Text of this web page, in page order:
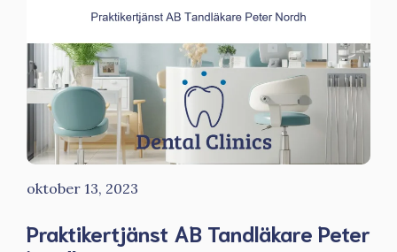
oktober 13, 2023
Praktikertjänst AB Tandläkare Peter